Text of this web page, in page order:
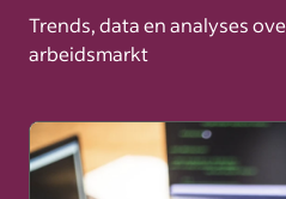
Trends, data en analyses
arbeidsmarkt